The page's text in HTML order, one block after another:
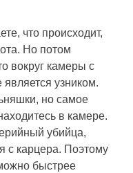
что происходит,
Но потом
вокруг камеры с
узником.
но самое
в камере.
убийца,
с карцера. Поэтому
быстрее